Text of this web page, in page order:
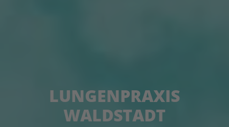
LUNGENPRAXIS
WALDSTADT